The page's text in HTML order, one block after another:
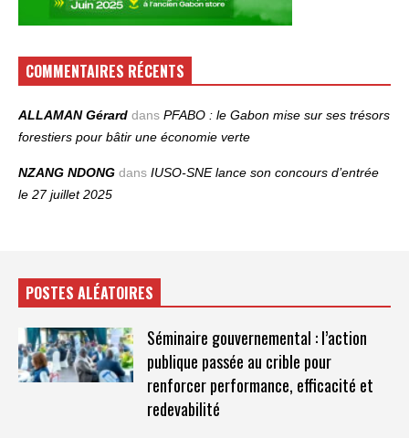
COMMENTAIRES RÉCENTS
ALLAMAN Gérard dans PFABO : le Gabon mise sur ses trésors
forestiers pour bâtir une économie verte
NZANG NDONG dans IUSO‑SNE lance son concours d’entrée
le 27 juillet 2025
POSTES ALÉATOIRES
Séminaire gouvernemental : l’action
publique passée au crible pour
renforcer performance, efficacité et
redevabilité